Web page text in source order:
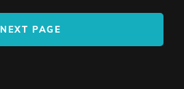
NEXT PAGE